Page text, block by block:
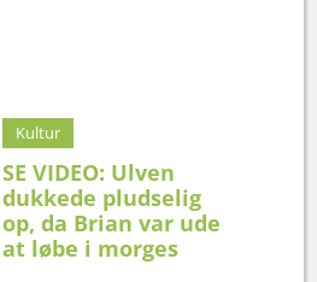
Kultur
SE VIDEO: Ulven
dukkede pludselig
op, da Brian var ude
at løbe i morges